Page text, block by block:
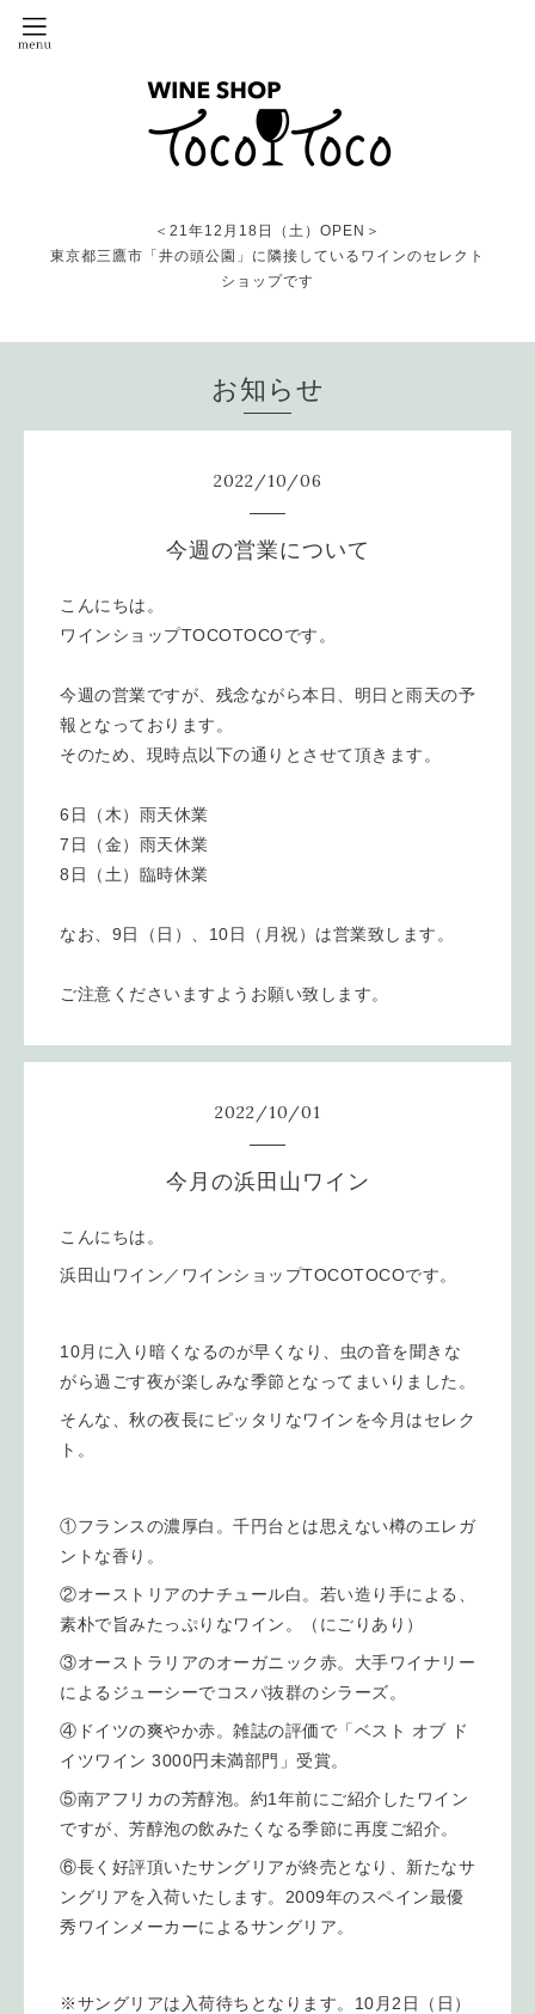
＜21年12月18日（土）OPEN＞
東京都三鷹市「井の頭公園」に隣接しているワインのセレクト
ショップです
お知らせ
2022/10/06
今週の営業について
こんにちは。
ワインショップTOCOTOCOです。
今週の営業ですが、残念ながら本日、明日と雨天の予
報となっております。
そのため、現時点以下の通りとさせて頂きます。
6日（木）雨天休業
7日（金）雨天休業
8日（土）臨時休業
なお、9日（日）、10日（月祝）は営業致します。
ご注意くださいますようお願い致します。
2022/10/01
今月の浜田山ワイン
こんにちは。
浜田山ワイン／ワインショップTOCOTOCOです。
10月に入り暗くなるのが早くなり、虫の音を聞きな
がら過ごす夜が楽しみな季節となってまいりました。
そんな、秋の夜長にピッタリなワインを今月はセレク
ト。
①フランスの濃厚白。千円台とは思えない樽のエレガ
ントな香り。
②オーストリアのナチュール白。若い造り手による、
素朴で旨みたっぷりなワイン。（にごりあり）
③オーストラリアのオーガニック赤。大手ワイナリー
によるジューシーでコスパ抜群のシラーズ。
④ドイツの爽やか赤。雑誌の評価で「ベスト オブ ド
イツワイン 3000円未満部門」受賞。
⑤南アフリカの芳醇泡。約1年前にご紹介したワイン
ですが、芳醇泡の飲みたくなる季節に再度ご紹介。
⑥長く好評頂いたサングリアが終売となり、新たなサ
ングリアを入荷いたします。2009年のスペイン最優
秀ワインメーカーによるサングリア。
※サングリアは入荷待ちとなります。10月2日（日）